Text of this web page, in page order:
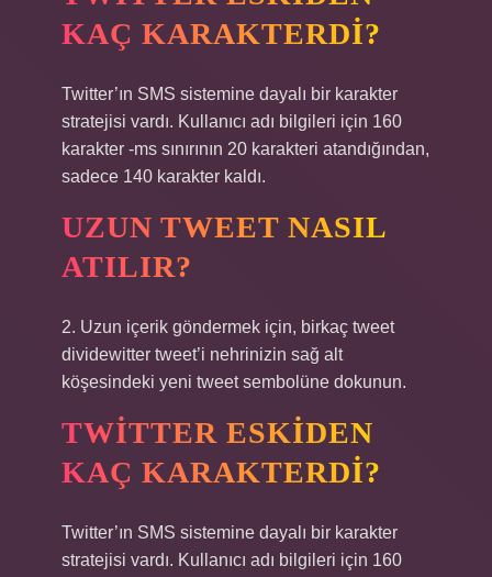
KAÇ KARAKTERDI?
Twitter’ın SMS sistemine dayalı bir karakter
stratejisi vardı. Kullanıcı adı bilgileri için 160
karakter -ms sınırının 20 karakteri atandığından,
sadece 140 karakter kaldı.
UZUN TWEET NASIL
ATILIR?
2. Uzun içerik göndermek için, birkaç tweet
dividewitter tweet’i nehrinizin sağ alt
köşesindeki yeni tweet sembolüne dokunun.
TWITTER ESKIDEN
KAÇ KARAKTERDI?
Twitter’ın SMS sistemine dayalı bir karakter
stratejisi vardı. Kullanıcı adı bilgileri için 160